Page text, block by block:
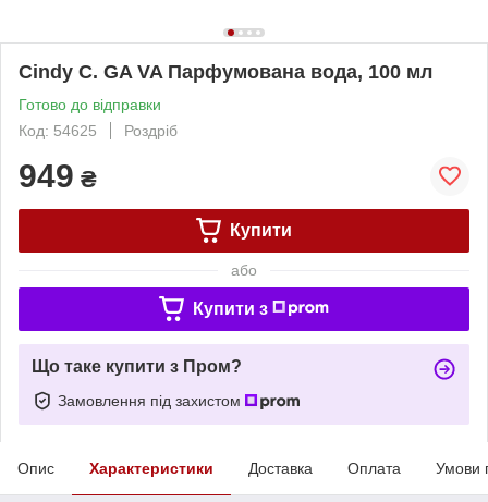
Cindy C. GA VA Парфумована вода, 100 мл
Готово до відправки
Код: 54625
Роздріб
949 ₴
Купити
або
Купити з
Що таке купити з Пром?
Замовлення під захистом
Опис Характеристики Доставка Оплата Умови